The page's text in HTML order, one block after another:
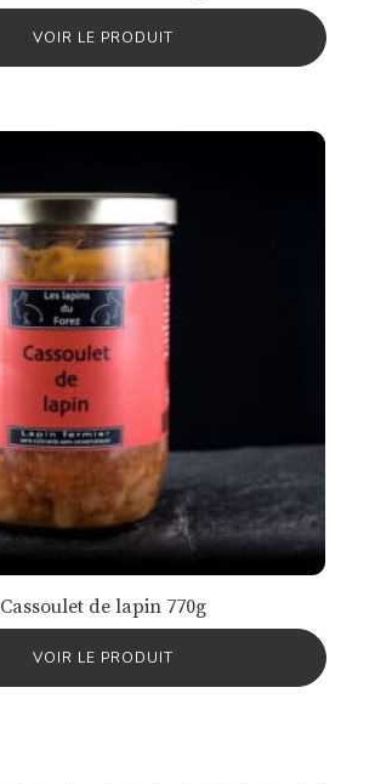
VOIR LE PRODUIT
Cassoulet de lapin 770g
VOIR LE PRODUIT